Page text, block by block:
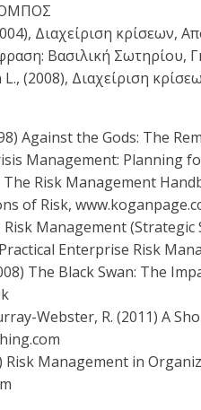
Διαχείριση κρίσεων,
Βασιλική Σωτηρίου,
L., (2008), Διαχείριση
Against the Gods: The
Management: Planning
The Risk Management
of Risk,
Risk Management
Enterprise Risk
The Black Swan: The
Webster, R. (2011) A
Risk Management in